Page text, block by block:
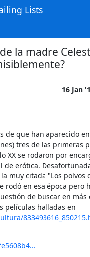
Lists
la madre
16 Jan
de que han aparecido
tres de las primeras
XX se rodaron por
de erótica.
muy citada "Los polvos
rodó en esa época pero
de buscar en más